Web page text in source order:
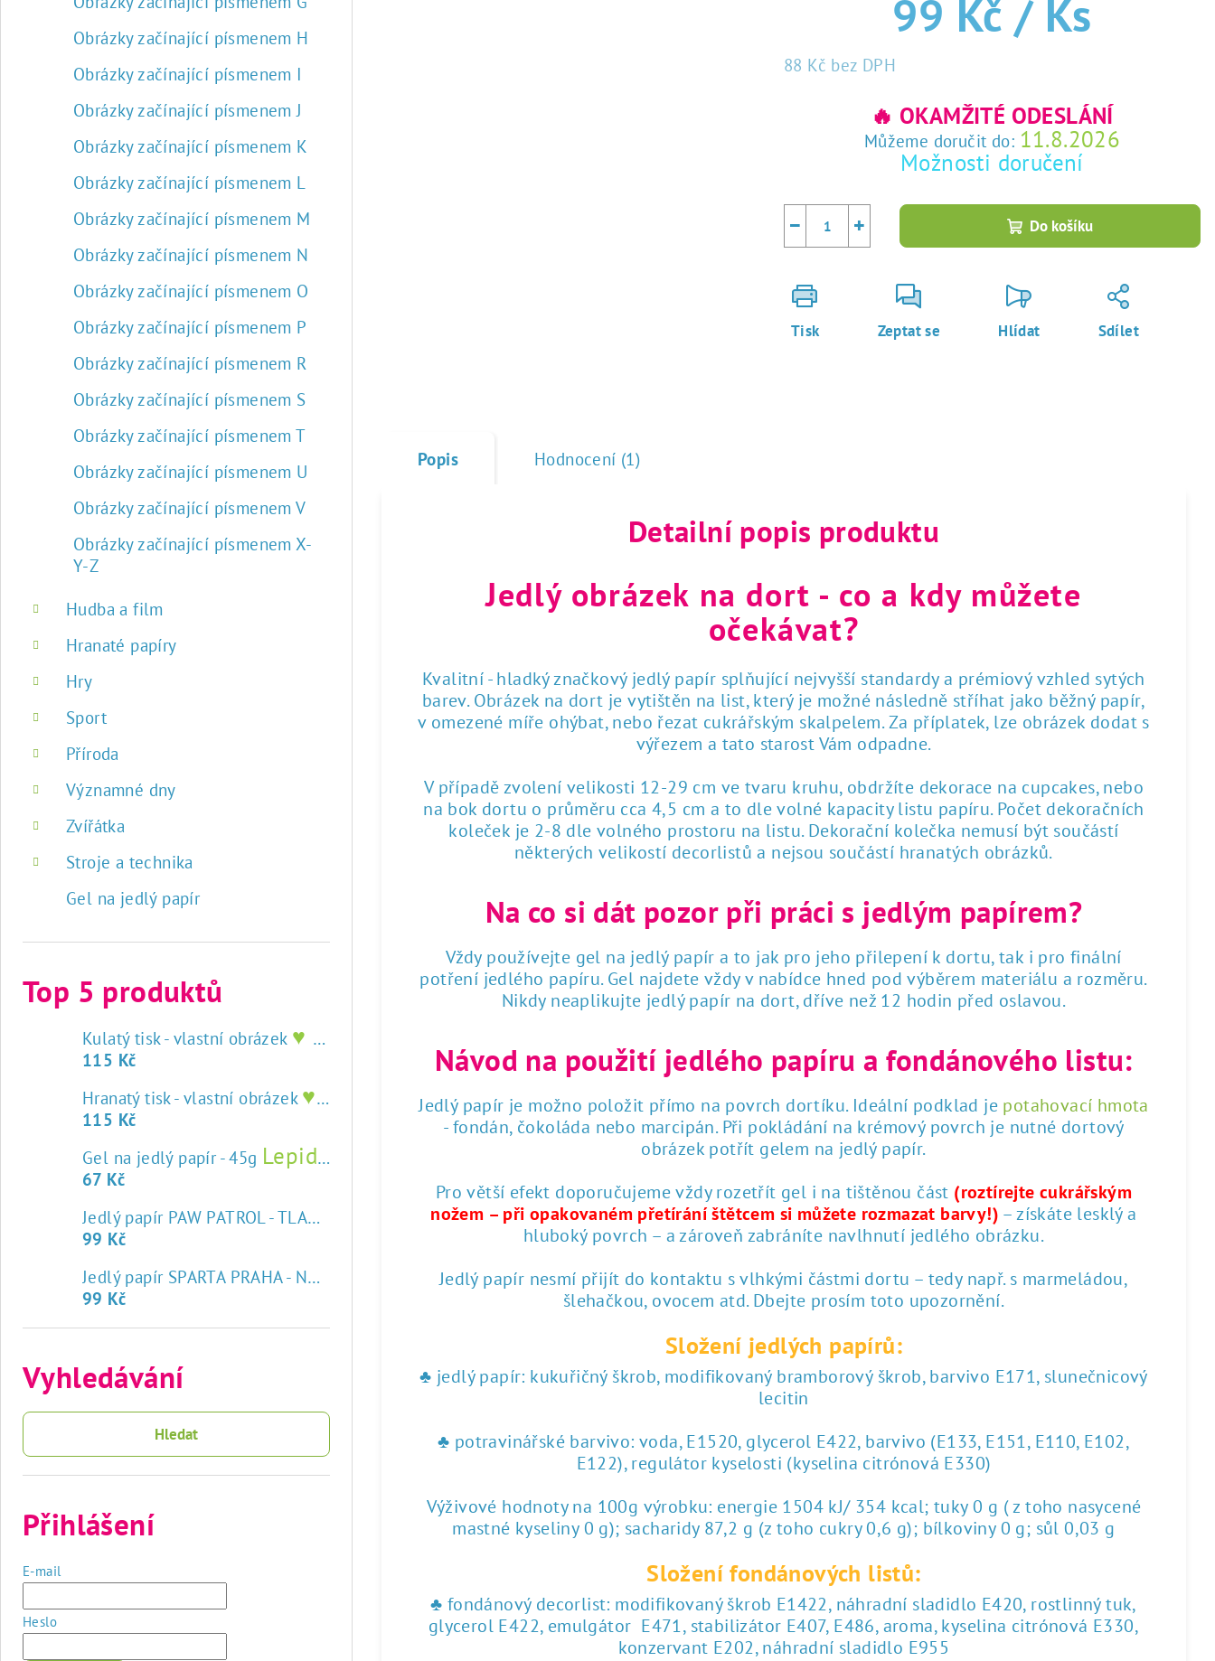
Obrázky začínající písmenem H
Obrázky začínající písmenem I
Obrázky začínající písmenem J
Obrázky začínající písmenem K
Obrázky začínající písmenem L
Obrázky začínající písmenem M
Obrázky začínající písmenem N
Obrázky začínající písmenem O
Obrázky začínající písmenem P
Obrázky začínající písmenem R
Obrázky začínající písmenem S
Obrázky začínající písmenem T
Obrázky začínající písmenem U
Obrázky začínající písmenem V
Obrázky začínající písmenem X-
Y-Z
Hudba a film
Hranaté papíry
Hry
Sport
Příroda
Významné dny
Zvířátka
Stroje a technika
Gel na jedlý papír
Top 5 produktů
Kulatý tisk - vlastní obrázek ♥ tisk na jedlý papír
115 Kč
Hranatý tisk - vlastní obrázek ♥ tisk na jedlý papír
115 Kč
Gel na jedlý papír - 45g Lepidlo na jedlý papír
67 Kč
Jedlý papír PAW PATROL - TLAPKOVÁ PATROLA
♥ tisk na jedlý papír
99 Kč
Jedlý papír SPARTA PRAHA - NOVÝ ZNAK
♥ tisk na jedlý papír
99 Kč
Vyhledávání
Hledat
Přihlášení
E-mail
Heslo
99 Kč / Ks
88 Kč bez DPH
🔥 OKAMŽITÉ ODESLÁNÍ
Můžeme doručit do: 11.8.2026
Možnosti doručení
+
− Do košíku
Tisk Zeptat se Hlídat Sdílet
Popis Hodnocení (1)
Detailní popis produktu
Jedlý obrázek na dort - co a kdy můžete
očekávat?
Kvalitní - hladký značkový jedlý papír splňující nejvyšší standardy a prémiový vzhled sytých
barev. Obrázek na dort je vytištěn na list, který je možné následně stříhat jako běžný papír,
v omezené míře ohýbat, nebo řezat cukrářským skalpelem. Za příplatek, lze obrázek dodat s
výřezem a tato starost Vám odpadne.
V případě zvolení velikosti 12-29 cm ve tvaru kruhu, obdržíte dekorace na cupcakes, nebo
na bok dortu o průměru cca 4,5 cm a to dle volné kapacity listu papíru. Počet dekoračních
koleček je 2-8 dle volného prostoru na listu. Dekorační kolečka nemusí být součástí
některých velikostí decorlistů a nejsou součástí hranatých obrázků.
Na co si dát pozor při práci s jedlým papírem?
Vždy používejte gel na jedlý papír a to jak pro jeho přilepení k dortu, tak i pro finální
potření jedlého papíru. Gel najdete vždy v nabídce hned pod výběrem materiálu a rozměru.
Nikdy neaplikujte jedlý papír na dort, dříve než 12 hodin před oslavou.
Návod na použití jedlého papíru a fondánového listu:
Jedlý papír je možno položit přímo na povrch dortíku. Ideální podklad je potahovací hmota
- fondán, čokoláda nebo marcipán. Při pokládání na krémový povrch je nutné dortový
obrázek potřít gelem na jedlý papír.
Pro větší efekt doporučujeme vždy rozetřít gel i na tištěnou část (roztírejte cukrářským
nožem – při opakovaném přetírání štětcem si můžete rozmazat barvy!) – získáte lesklý a
hluboký povrch – a zároveň zabráníte navlhnutí jedlého obrázku.
Jedlý papír nesmí přijít do kontaktu s vlhkými částmi dortu – tedy např. s marmeládou,
šlehačkou, ovocem atd. Dbejte prosím toto upozornění.
Složení jedlých papírů:
♣ jedlý papír: kukuřičný škrob, modifikovaný bramborový škrob, barvivo E171, slunečnicový
lecitin
♣ potravinářské barvivo: voda, E1520, glycerol E422, barvivo (E133, E151, E110, E102,
E122), regulátor kyselosti (kyselina citrónová E330)
Výživové hodnoty na 100g výrobku: energie 1504 kJ/ 354 kcal; tuky 0 g ( z toho nasycené
mastné kyseliny 0 g); sacharidy 87,2 g (z toho cukry 0,6 g); bílkoviny 0 g; sůl 0,03 g
Složení fondánových listů:
♣ fondánový decorlist: modifikovaný škrob E1422, náhradní sladidlo E420, rostlinný tuk,
glycerol E422, emulgátor E471, stabilizátor E407, E486, aroma, kyselina citrónová E330,
konzervant E202, náhradní sladidlo E955